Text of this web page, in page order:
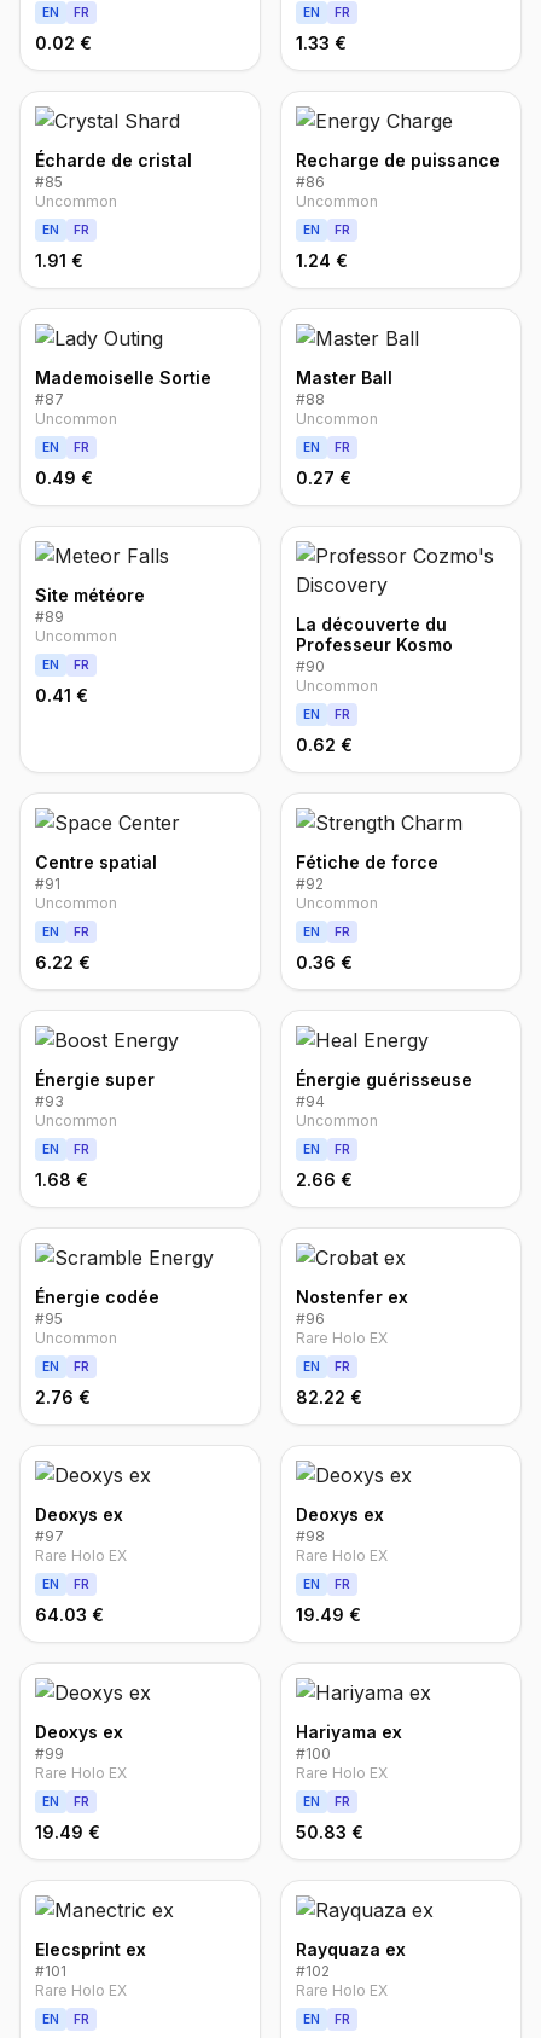
EN FR
0.02 €
EN FR
1.33 €
Écharde de cristal
#85
Uncommon
EN FR
1.91 €
Recharge de puissance
#86
Uncommon
EN FR
1.24 €
Mademoiselle Sortie
#87
Uncommon
EN FR
0.49 €
Master Ball
#88
Uncommon
EN FR
0.27 €
Site météore
#89
Uncommon
EN FR
0.41 €
La découverte du
Professeur Kosmo
#90
Uncommon
EN FR
0.62 €
Centre spatial
#91
Uncommon
EN FR
6.22 €
Fétiche de force
#92
Uncommon
EN FR
0.36 €
Énergie super
#93
Uncommon
EN FR
1.68 €
Énergie guérisseuse
#94
Uncommon
EN FR
2.66 €
Énergie codée
#95
Uncommon
EN FR
2.76 €
Nostenfer ex
#96
Rare Holo EX
EN FR
82.22 €
Deoxys ex
#97
Rare Holo EX
EN FR
64.03 €
Deoxys ex
#98
Rare Holo EX
EN FR
19.49 €
Deoxys ex
#99
Rare Holo EX
EN FR
19.49 €
Hariyama ex
#100
Rare Holo EX
EN FR
50.83 €
Elecsprint ex
#101
Rare Holo EX
EN FR
Rayquaza ex
#102
Rare Holo EX
EN FR